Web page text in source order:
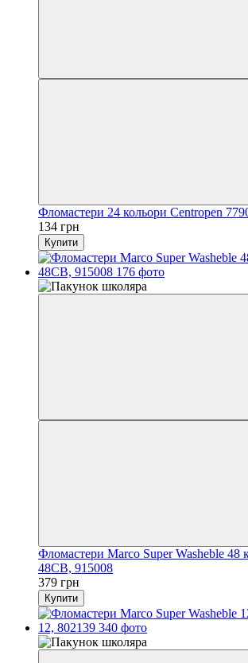
Фломастери 24 кольори Centropen
134 грн
Купити
Фломастери Marco Super Washeble 48
48CB, 915008
379 грн
Купити